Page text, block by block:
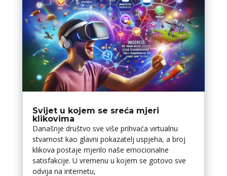
Svijet u kojem se sreća mjeri
klikovima
Današnje društvo sve više prihvaća virtualnu
stvarnost kao glavni pokazatelj uspjeha, a broj
klikova postaje mjerilo naše emocionalne
satisfakcije. U vremenu u kojem se gotovo sve
odvija na internetu,